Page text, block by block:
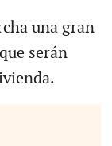
una gran
serán